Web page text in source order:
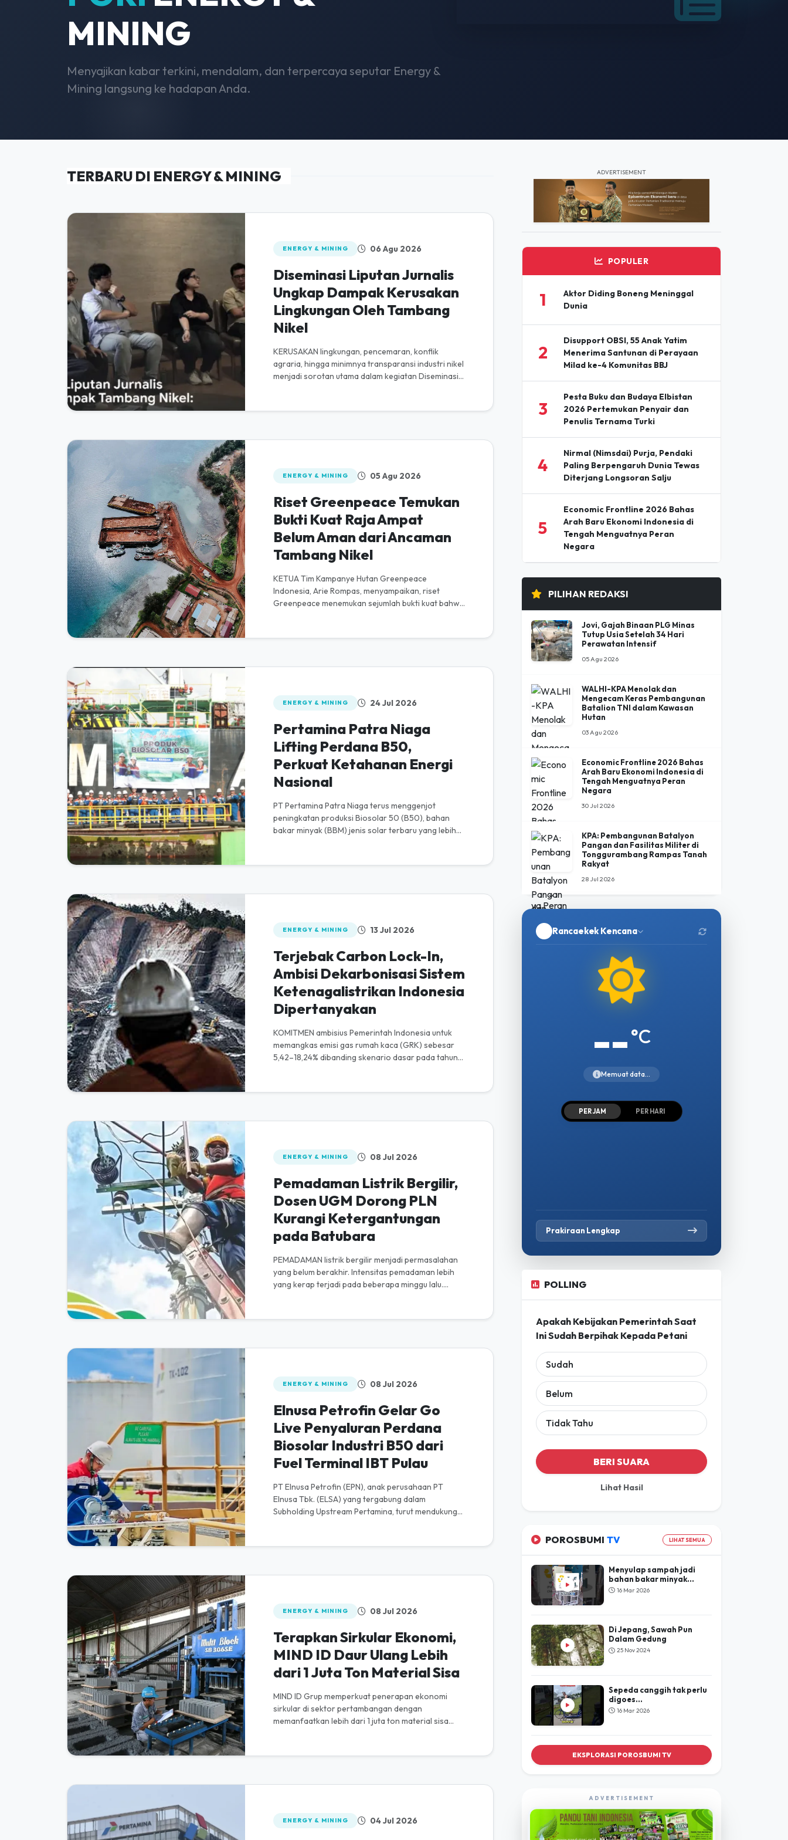
MINING
Menyajikan kabar terkini, mendalam, dan terpercaya seputar Energy &
Mining langsung ke hadapan Anda.
TERBARU DI ENERGY & MINING
ENERGY & MINING 06 Agu 2026
Diseminasi Liputan Jurnalis
Ungkap Dampak Kerusakan
Lingkungan Oleh Tambang
Nikel
KERUSAKAN lingkungan, pencemaran, konflik
agraria, hingga minimnya transparansi industri nikel
menjadi sorotan utama dalam kegiatan Diseminasi
ENERGY & MINING 05 Agu 2026
Riset Greenpeace Temukan
Bukti Kuat Raja Ampat
Belum Aman dari Ancaman
Tambang Nikel
KETUA Tim Kampanye Hutan Greenpeace
Indonesia, Arie Rompas, menyampaikan, riset
Greenpeace menemukan sejumlah bukti kuat bahwa
ENERGY & MINING 24 Jul 2026
Pertamina Patra Niaga
Lifting Perdana B50,
Perkuat Ketahanan Energi
Nasional
PT Pertamina Patra Niaga terus menggenjot
peningkatan produksi Biosolar 50 (B50), bahan
bakar minyak (BBM) jenis solar terbaru yang lebih
ENERGY & MINING 13 Jul 2026
Terjebak Carbon Lock-In,
Ambisi Dekarbonisasi Sistem
Ketenagalistrikan Indonesia
Dipertanyakan
KOMITMEN ambisius Pemerintah Indonesia untuk
memangkas emisi gas rumah kaca (GRK) sebesar
5,42–18,24% dibanding skenario dasar pada tahun
ENERGY & MINING 08 Jul 2026
Pemadaman Listrik Bergilir,
Dosen UGM Dorong PLN
Kurangi Ketergantungan
pada Batubara
PEMADAMAN listrik bergilir menjadi permasalahan
yang belum berakhir. Intensitas pemadaman lebih
yang kerap terjadi pada beberapa minggu lalu.
ENERGY & MINING 08 Jul 2026
Elnusa Petrofin Gelar Go
Live Penyaluran Perdana
Biosolar Industri B50 dari
Fuel Terminal IBT Pulau
PT Elnusa Petrofin (EPN), anak perusahaan PT
Elnusa Tbk. (ELSA) yang tergabung dalam
Subholding Upstream Pertamina, turut mendukung
ENERGY & MINING 08 Jul 2026
Terapkan Sirkular Ekonomi,
MIND ID Daur Ulang Lebih
dari 1 Juta Ton Material Sisa
MIND ID Grup memperkuat penerapan ekonomi
sirkular di sektor pertambangan dengan
memanfaatkan lebih dari 1 juta ton material sisa
ENERGY & MINING 04 Jul 2026
ADVERTISEMENT
POPULER
1
Aktor Diding Boneng Meninggal
Dunia
2
Disupport OBSI, 55 Anak Yatim
Menerima Santunan di Perayaan
Milad ke-4 Komunitas BBJ
3
Pesta Buku dan Budaya Elbistan
2026 Pertemukan Penyair dan
Penulis Ternama Turki
4
Nirmal (Nimsdai) Purja, Pendaki
Paling Berpengaruh Dunia Tewas
Diterjang Longsoran Salju
5
Economic Frontline 2026 Bahas
Arah Baru Ekonomi Indonesia di
Tengah Menguatnya Peran
Negara
PILIHAN REDAKSI
Jovi, Gajah Binaan PLG Minas
Tutup Usia Setelah 34 Hari
Perawatan Intensif
05 Agu 2026
WALHI-KPA Menolak dan
Mengecam Keras Pembangunan
Batalion TNI dalam Kawasan
Hutan
03 Agu 2026
Economic Frontline 2026 Bahas
Arah Baru Ekonomi Indonesia di
Tengah Menguatnya Peran
Negara
30 Jul 2026
KPA: Pembangunan Batalyon
Pangan dan Fasilitas Militer di
Tonggurambang Rampas Tanah
Rakyat
28 Jul 2026
Rancaekek Kencana
--°C
Memuat data...
PER JAM PER HARI
Prakiraan Lengkap
POLLING
Apakah Kebijakan Pemerintah Saat
Ini Sudah Berpihak Kepada Petani
Sudah
Belum
Tidak Tahu
BERI SUARA
Lihat Hasil
POROSBUMI TV LIHAT SEMUA
Menyulap sampah jadi
bahan bakar minyak...
16 Mar 2026
Di Jepang, Sawah Pun
Dalam Gedung
25 Nov 2024
Sepeda canggih tak perlu
digoes...
16 Mar 2026
EKSPLORASI POROSBUMI TV
ADVERTISEMENT